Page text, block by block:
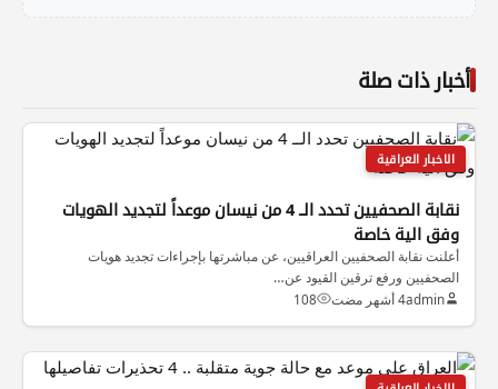
أخبار ذات صلة
الاخبار العراقية
نقابة الصحفيين تحدد الــ 4 من نيسان موعداً لتجديد الهويات
وفق الية خاصة
أعلنت نقابة الصحفيين العراقيين، عن مباشرتها بإجراءات تجديد هويات
الصحفيين ورفع ترقين القيود عن…
admin4 أشهر مضت 108